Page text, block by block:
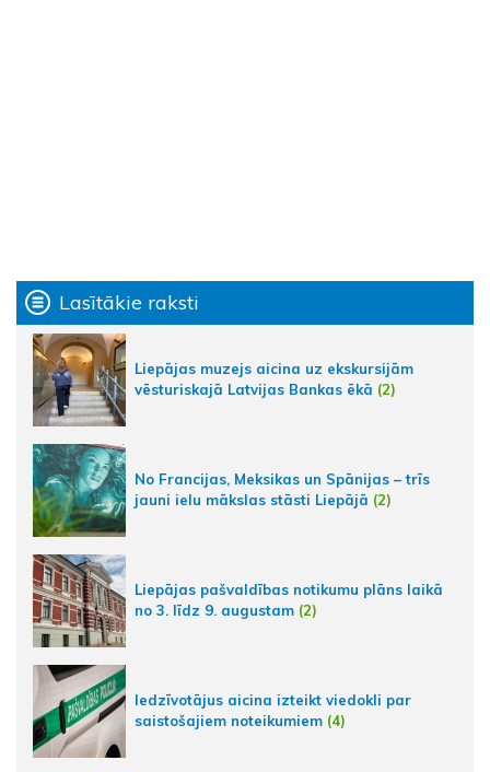
Lasītākie raksti
Liepājas muzejs aicina uz ekskursijām
vēsturiskajā Latvijas Bankas ēkā (2)
No Francijas, Meksikas un Spānijas – trīs
jauni ielu mākslas stāsti Liepājā (2)
Liepājas pašvaldības notikumu plāns laikā
no 3. līdz 9. augustam (2)
Iedzīvotājus aicina izteikt viedokli par
saistošajiem noteikumiem (4)